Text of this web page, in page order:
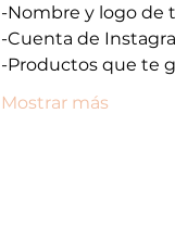
-Nombre y logo de
-Cuenta de
-Productos que te
Mostrar más